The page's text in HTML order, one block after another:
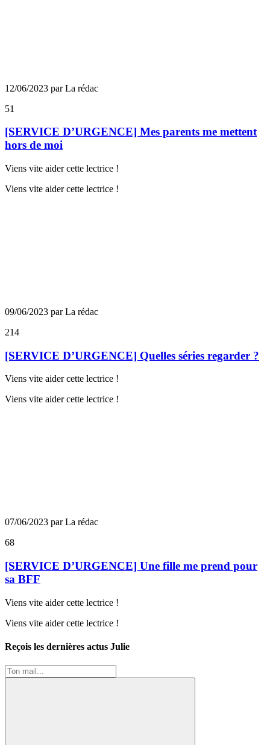
12/06/2023 par La rédac
51
[SERVICE D’URGENCE] Mes parents me mettent
hors de moi
Viens vite aider cette lectrice !
Viens vite aider cette lectrice !
09/06/2023 par La rédac
214
[SERVICE D’URGENCE] Quelles séries regarder ?
Viens vite aider cette lectrice !
Viens vite aider cette lectrice !
07/06/2023 par La rédac
68
[SERVICE D’URGENCE] Une fille me prend pour
sa BFF
Viens vite aider cette lectrice !
Viens vite aider cette lectrice !
Reçois les dernières actus Julie